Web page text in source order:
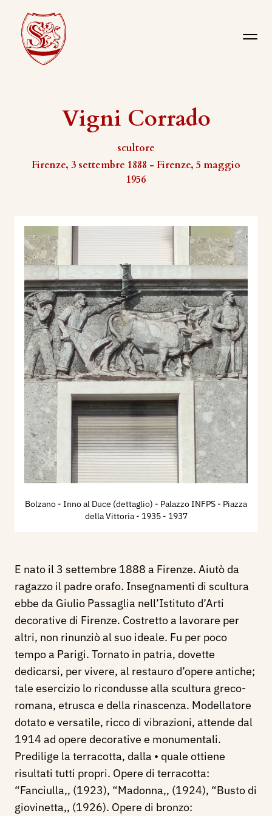
Vigni Corrado
scultore
Firenze, 3 settembre 1888 - Firenze, 5 maggio
1956
Bolzano - Inno al Duce (dettaglio) - Palazzo INFPS - Piazza
della Vittoria - 1935 - 1937
E nato il 3 settembre 1888 a Firenze. Aiutò da
ragazzo il padre orafo. Insegnamenti di scultura
ebbe da Giulio Passaglia nell’Istituto d’Arti
decorative di Firenze. Costretto a lavorare per
altri, non rinunziò al suo ideale. Fu per poco
tempo a Parigi. Tornato in patria, dovette
dedicarsi, per vivere, al restauro d’opere antiche;
tale esercizio lo ricondusse alla scultura greco-
romana, etrusca e della rinascenza. Modellatore
dotato e versatile, ricco di vibrazioni, attende dal
1914 ad opere decorative e monumentali.
Predilige la terracotta, dalla • quale ottiene
risultati tutti propri. Opere di terracotta:
“Fanciulla,, (1923), “Madonna,, (1924), “Busto di
giovinetta,, (1926). Opere di bronzo: